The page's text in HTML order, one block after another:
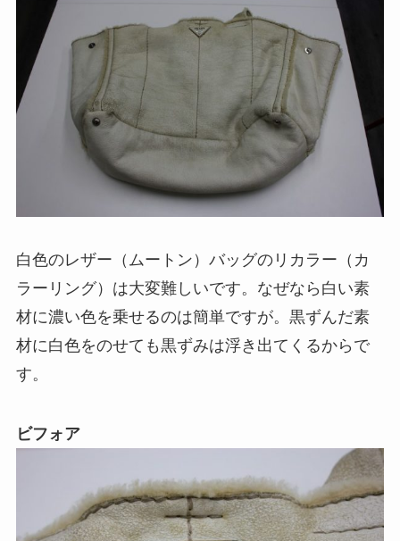
白色のレザー（ムートン）バッグのリカラー（カ
ラーリング）は大変難しいです。なぜなら白い素
材に濃い色を乗せるのは簡単ですが。黒ずんだ素
材に白色をのせても黒ずみは浮き出てくるからで
す。
ビフォア